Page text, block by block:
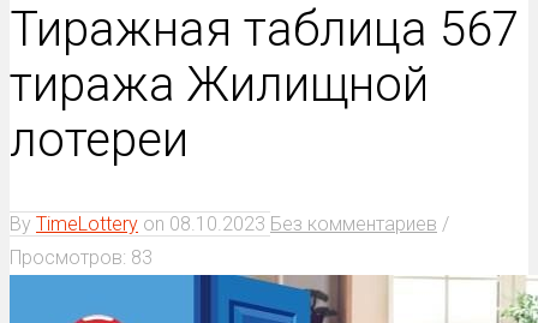
Тиражная таблица 567
тиража Жилищной
лотереи
By TimeLottery on 08.10.2023 Без комментариев /
Просмотров: 83